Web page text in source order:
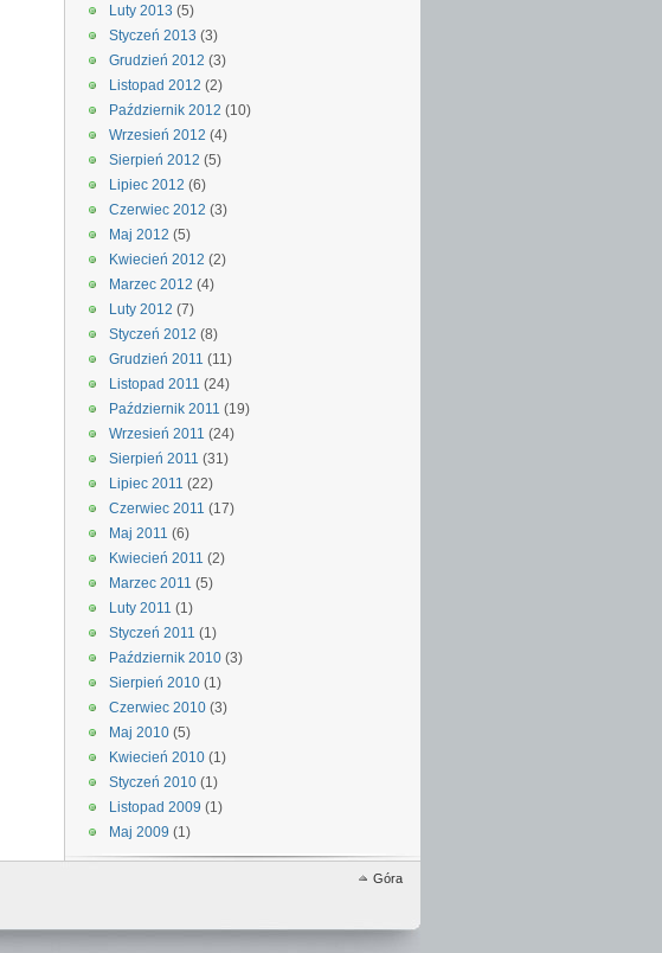
Luty 2013 (5)
Styczeń 2013 (3)
Grudzień 2012 (3)
Listopad 2012 (2)
Październik 2012 (10)
Wrzesień 2012 (4)
Sierpień 2012 (5)
Lipiec 2012 (6)
Czerwiec 2012 (3)
Maj 2012 (5)
Kwiecień 2012 (2)
Marzec 2012 (4)
Luty 2012 (7)
Styczeń 2012 (8)
Grudzień 2011 (11)
Listopad 2011 (24)
Październik 2011 (19)
Wrzesień 2011 (24)
Sierpień 2011 (31)
Lipiec 2011 (22)
Czerwiec 2011 (17)
Maj 2011 (6)
Kwiecień 2011 (2)
Marzec 2011 (5)
Luty 2011 (1)
Styczeń 2011 (1)
Październik 2010 (3)
Sierpień 2010 (1)
Czerwiec 2010 (3)
Maj 2010 (5)
Kwiecień 2010 (1)
Styczeń 2010 (1)
Listopad 2009 (1)
Maj 2009 (1)
Góra